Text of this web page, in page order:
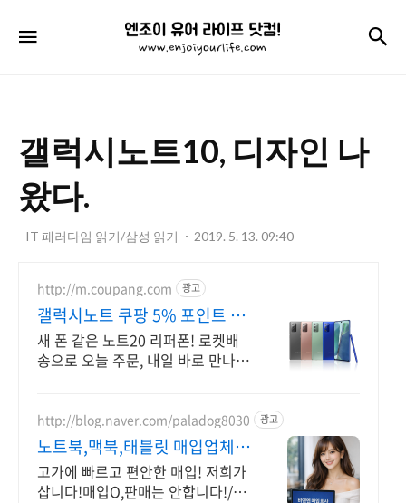
엔
조
어
프
닷
컴!
갤럭시노트10, 디자인 나
왔다.
- IT 패러다임 읽기/삼성 읽기 2019. 5. 13. 09:40
http://m.coupang.com 광고
갤럭시노트 쿠팡 5% 포인트 적
립
새 폰 같은 노트20 리퍼폰! 로켓배
송으로 오늘 주문, 내일 바로 만나
http://blog.naver.com/paladog8030 광고
노트북,맥북,태블릿 매입업체
고가 매입 회사
고가에 빠르고 편안한 매입! 저희가
삽니다!매입O,판매는 안합니다!/17